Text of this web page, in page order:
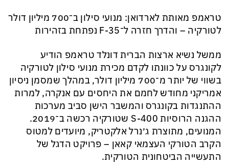
טראמפ מאותת לארדואן: מנועי סילון ב־700 מיליון דולר
לטורקיה – והדרך חזרה ל־F-35 נפתחת בזהירות
ממשל נשיא ארצות הברית דונלד טראמפ הודיע
לקונגרס על כוונתו לקדם מכירת מנועי סילון לטורקיה
בשווי של יותר מ־700 מיליון דולר, במהלך שמסמן ניסיון
אמריקני מחודש לחמם את היחסים עם אנקרה, למרות
ההתנגדות בקונגרס והמשבר הישן סביב מערכות
ההגנה הרוסיות S-400 שטורקיה רכשה ב־2019.
המנועים, מתוצרת ג׳נרל אלקטריק, מיועדים למטוס
הקרב הטורקי העצמאי קאאן – פרויקט הדגל של
התעשייה הביטחונית הטורקית.